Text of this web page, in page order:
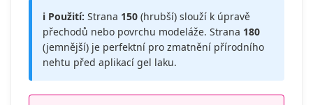
ℹ️ Použití: Strana 150 (hrubší) slouží k úpravě
přechodů nebo povrchu modeláže. Strana 180
(jemnější) je perfektní pro zmatnění přírodního
nehtu před aplikací gel laku.